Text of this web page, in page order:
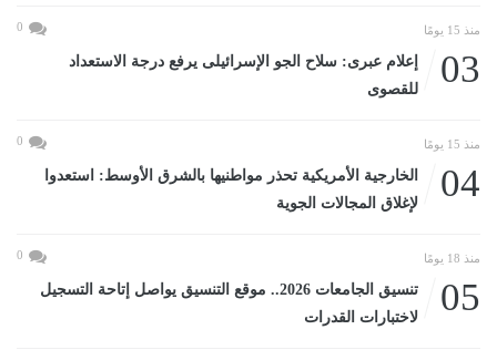
منذ 15 يومًا 0
03
إعلام عبرى: سلاح الجو الإسرائيلى يرفع درجة الاستعداد
للقصوى
منذ 15 يومًا 0
04
الخارجية الأمريكية تحذر مواطنيها بالشرق الأوسط: استعدوا
لإغلاق المجالات الجوية
منذ 18 يومًا 0
05
تنسيق الجامعات 2026.. موقع التنسيق يواصل إتاحة التسجيل
لاختبارات القدرات